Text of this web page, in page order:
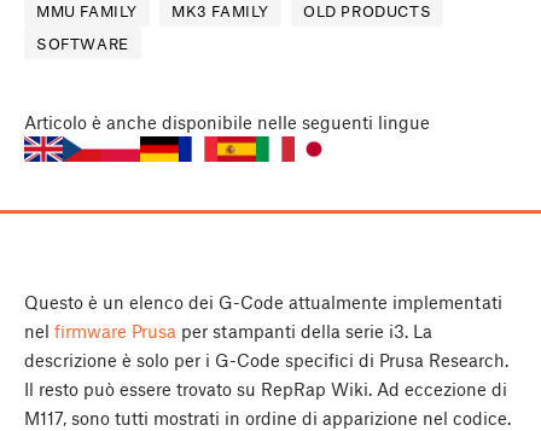
MMU FAMILY MK3 FAMILY
OLD PRODUCTS
SOFTWARE
Articolo è anche disponibile nelle seguenti lingue
Questo è un elenco dei G-Code attualmente implementati
nel firmware Prusa per stampanti della serie i3. La
descrizione è solo per i G-Code specifici di Prusa Research.
Il resto può essere trovato su RepRap Wiki. Ad eccezione di
M117, sono tutti mostrati in ordine di apparizione nel codice.